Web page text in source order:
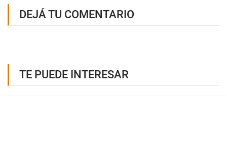
DEJÁ TU COMENTARIO
TE PUEDE INTERESAR